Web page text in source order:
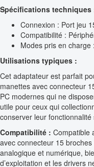
Spécifications techniques
Connexion : Port jeu
Compatibilité :
Modes pris en
Utilisations typiques :
Cet adaptateur est parfait
manettes avec connecteur
PC modernes qui ne
utile pour ceux qui
conserver leur fonctionnalité
Compatibilité : Compatible
avec connecteur 15
analogique et numérique,
d’exploitation et les drivers